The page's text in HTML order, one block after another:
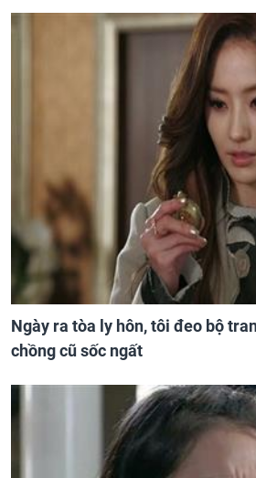
Ngày ra tòa ly hôn, tôi đeo bộ
chồng cũ sốc ngất